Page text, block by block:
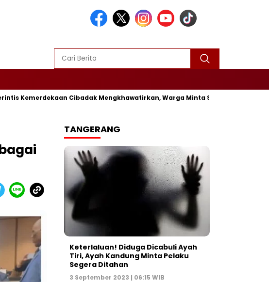
Cibadak Mengkhawatirkan, Warga Minta Segera Diperbaiki
TANGERANG
Keterlaluan! Diduga Dicabuli Ayah
Tiri, Ayah Kandung Minta Pelaku
Segera Ditahan
3 September 2023 | 06:15 WIB